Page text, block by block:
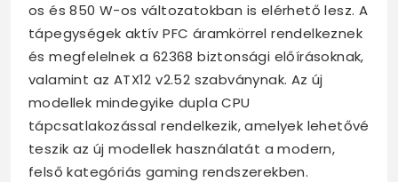
os és 850 W-os változatokban is elérhető lesz. A
tápegységek aktív PFC áramkörrel rendelkeznek
és megfelelnek a 62368 biztonsági előírásoknak,
valamint az ATX12 v2.52 szabványnak. Az új
modellek mindegyike dupla CPU
tápcsatlakozással rendelkezik, amelyek lehetővé
teszik az új modellek használatát a modern,
felső kategóriás gaming rendszerekben.